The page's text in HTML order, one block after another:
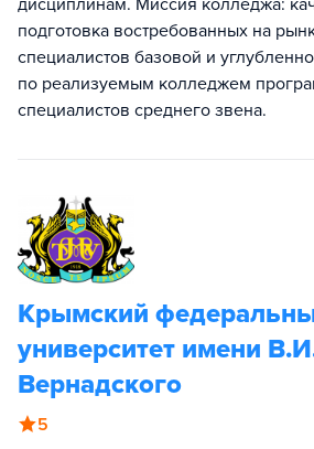
дисциплинам. Миссия колледжа:
подготовка востребованных на
специалистов базовой и
по реализуемым колледжем
специалистов среднего звена.
Крымский
университет имени
Вернадского
5